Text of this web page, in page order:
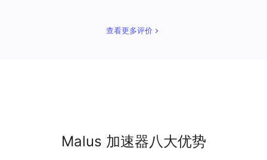
查看更多评价
Malus 加速器八大优势